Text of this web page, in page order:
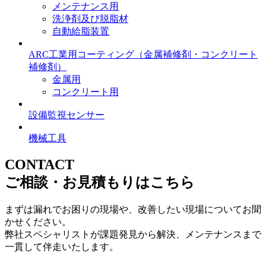
メンテナンス用
洗浄剤及び脱脂材
自動給脂装置
ARC工業用コーティング （金属補修剤・コンクリート
補修剤）
金属用
コンクリート用
設備監視センサー
機械工具
CONTACT
ご相談・お見積もりはこちら
まずは漏れでお困りの現場や、改善したい現場についてお聞
かせください。
弊社スペシャリストが課題発見から解決、メンテナンスまで
一貫して伴走いたします。